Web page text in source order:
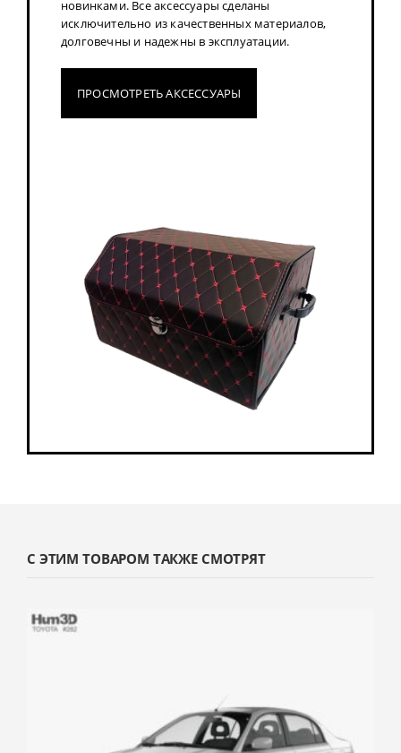
новинками. Все аксессуары сделаны
исключительно из качественных материалов,
долговечны и надежны в эксплуатации.
ПРОСМОТРЕТЬ АКСЕССУАРЫ
С ЭТИМ ТОВАРОМ ТАКЖЕ СМОТРЯТ